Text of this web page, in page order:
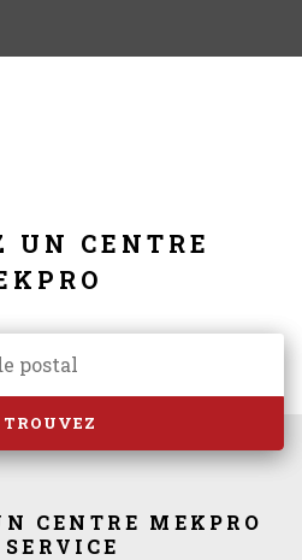
UN CENTRE
TROUVEZ
CENTRE MEKPRO